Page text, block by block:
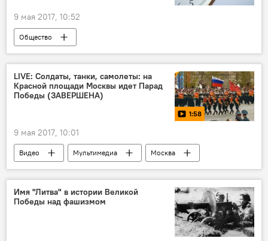
9 мая 2017, 10:52
Общество
Камень преткновения: новый Трудовой кодекс
Цифра дня
LIVE: Солдаты, танки, самолеты: на
Красной площади Москвы идет Парад
Победы (ЗАВЕРШЕНА)
1:58
9 мая 2017, 10:01
Видео Мультимедиа
Москва
парад Победы
Имя "Литва" в истории Великой
Победы над фашизмом